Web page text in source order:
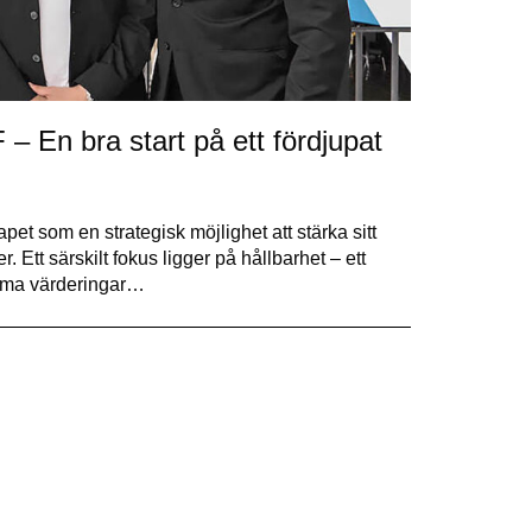
– En bra start på ett fördjupat
som en strategisk möjlighet att stärka sitt
Ett särskilt fokus ligger på hållbarhet – ett
värderingar…